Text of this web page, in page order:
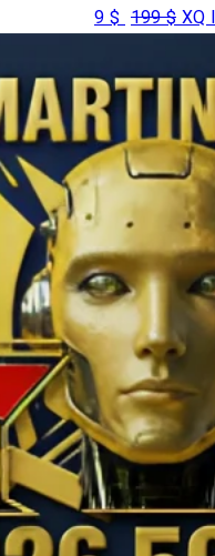
$
199
قیمت
$ 199
بود.
$
9 قیمت
$ 9
است.